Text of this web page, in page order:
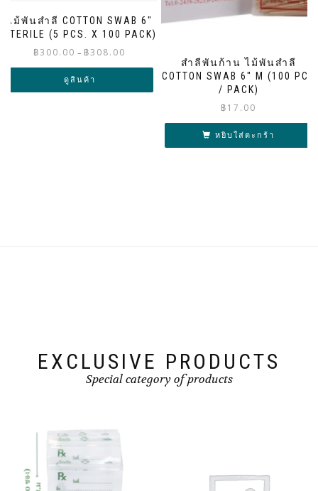
ไม้พันสำลี COTTON SWAB 6″
STERILE (5 PCS. X 100 PACK)
฿300.00 – ฿308.00
range:
through
ดูสินค้า
สำลีพันก้าน ไม้พันสำลี
COTTON SWAB 6″ M (100 PCS
/ PACK)
฿17.00
หยิบใส่ตะกร้า
EXCLUSIVE PRODUCTS
Special category of products